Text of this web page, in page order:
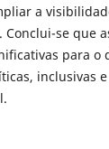
a
se que
para o
inclusivas